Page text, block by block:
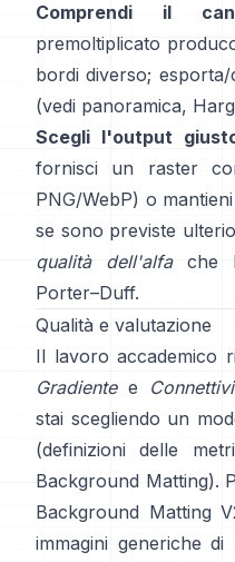
Comprendi il
premoltiplicato
bordi diverso;
(vedi panoramica,
Scegli l'output
fornisci un raster
PNG/WebP) o
se sono previste
qualità dell'alfache
Porter–Duff.
Qualità e valutazione
Il lavoro accademico
Gradientee
stai scegliendo un
(definizioni delle
Background Matting).
Background Matting
immagini generiche di